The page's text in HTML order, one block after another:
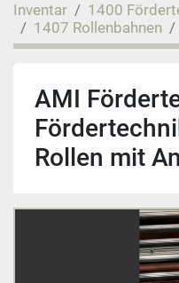
Inventar
1400
1407 Rollenbahnen
AMI
Rollen mit